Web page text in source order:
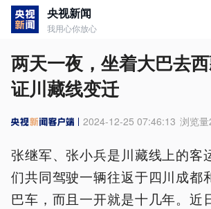
央视新闻
我用心你放心
两天一夜，坐着大巴去
证川藏线变迁
2024-12-25 07:46:13 浏览量
张继军、张小兵是川藏线上的客
们共同驾驶一辆往返于四川成都
巴车，而且一开就是十几年。近